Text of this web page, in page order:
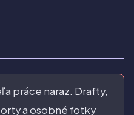
práce naraz. Drafty,
a osobné fotky